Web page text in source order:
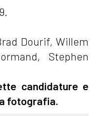
Dourif, Willem
Stephen
candidature e
fotografia.